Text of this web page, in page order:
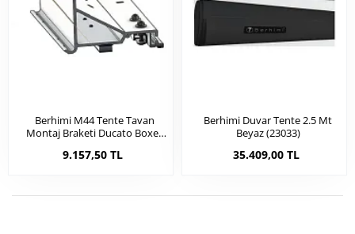
Berhimi M44 Tente Tavan
Montaj Braketi Ducato Boxer
9.157,50 TL
Berhimi Duvar Tente 2.5 Mt
Beyaz (23033)
35.409,00 TL